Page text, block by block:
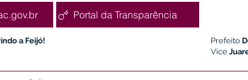
Portal da Transparência
a Feijó! Prefeito
Vice